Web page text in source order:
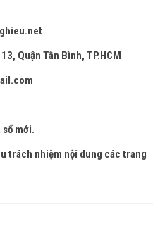
Quận Tân Bình, TP.HCM
sổ mới.
trách nhiệm nội dung các trang